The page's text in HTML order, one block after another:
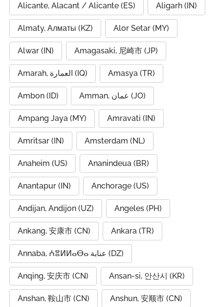
Alicante, Alacant / Alicante (ES) Aligarh (IN)
Almaty, Алматы (KZ) Alor Setar (MY)
Alwar (IN) Amagasaki, 尼崎市 (JP)
Amarah, العمارة (IQ) Amasya (TR)
Ambon (ID) Amman, عمان (JO)
Ampang Jaya (MY) Amravati (IN)
Amritsar (IN) Amsterdam (NL)
Anaheim (US) Ananindeua (BR)
Anantapur (IN) Anchorage (US)
Andijan, Andijon (UZ) Angeles (PH)
Ankang, 安康市 (CN) Ankara (TR)
Annaba, ⵄⴻⵍⵍⴰⴱⴰ عنابة (DZ)
Anqing, 安庆市 (CN) Ansan-si, 안산시 (KR)
Anshan, 鞍山市 (CN) Anshun, 安顺市 (CN)